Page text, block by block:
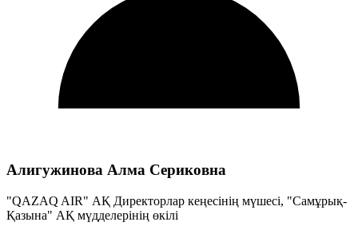
Алигужинова Алма Сериковна
"QAZAQ AIR" АҚ Директорлар кеңесінің мүшесі, "Самұрық-
Қазына" АҚ мүдделерінің өкілі